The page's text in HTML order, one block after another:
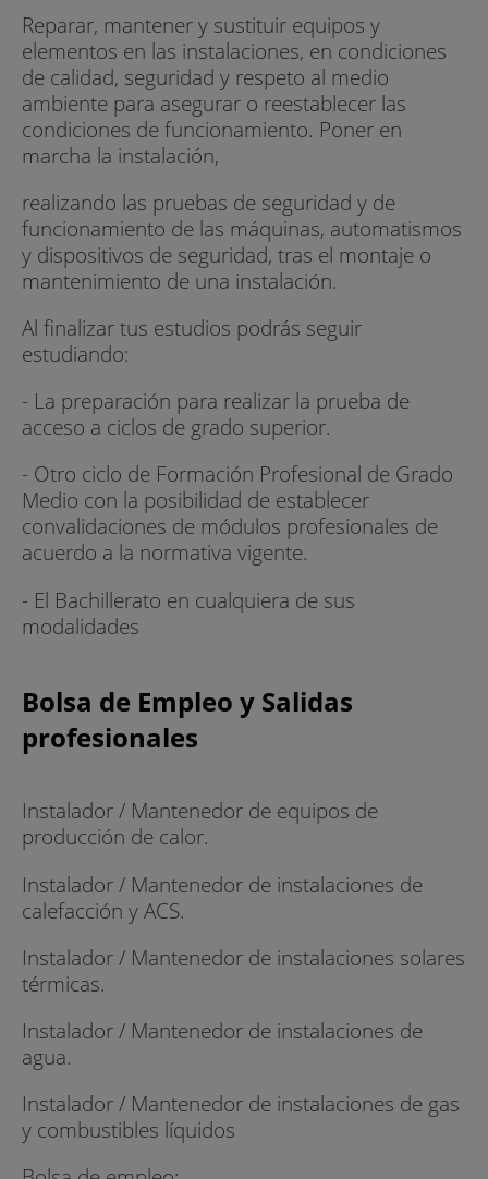
Reparar, mantener y sustituir equipos y
elementos en las instalaciones, en condiciones
de calidad, seguridad y respeto al medio
ambiente para asegurar o reestablecer las
condiciones de funcionamiento. Poner en
marcha la instalación,
realizando las pruebas de seguridad y de
funcionamiento de las máquinas, automatismos
y dispositivos de seguridad, tras el montaje o
mantenimiento de una instalación.
Al finalizar tus estudios podrás seguir
estudiando:
- La preparación para realizar la prueba de
acceso a ciclos de grado superior.
- Otro ciclo de Formación Profesional de Grado
Medio con la posibilidad de establecer
convalidaciones de módulos profesionales de
acuerdo a la normativa vigente.
- El Bachillerato en cualquiera de sus
modalidades
Bolsa de Empleo y Salidas
profesionales
Instalador / Mantenedor de equipos de
producción de calor.
Instalador / Mantenedor de instalaciones de
calefacción y ACS.
Instalador / Mantenedor de instalaciones solares
térmicas.
Instalador / Mantenedor de instalaciones de
agua.
Instalador / Mantenedor de instalaciones de gas
y combustibles líquidos